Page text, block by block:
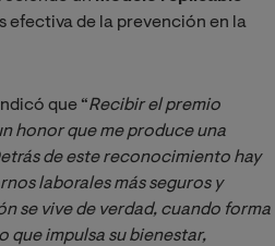
efectiva de la prevención en la
que “Recibir el premio
honor que me produce una
de este reconocimiento hay
laborales más seguros y
se vive de verdad, cuando forma
que impulsa su bienestar,